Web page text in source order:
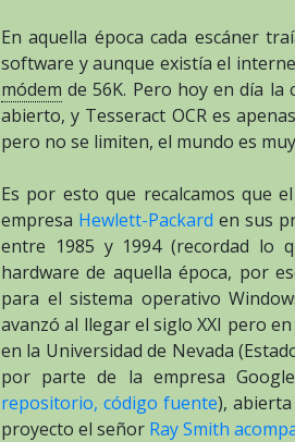
En aquella época cada escáner
software y aunque existía el
módem de 56K. Pero hoy en día
abierto, y Tesseract OCR es
pero no se limiten, el mundo es
Es por esto que recalcamos que
empresa Hewlett-Packard en sus
entre 1985 y 1994 (recordad lo
hardware de aquella época, por
para el sistema operativo
avanzó al llegar el siglo XXI pero
en la Universidad de Nevada
por parte de la empresa
repositorio, código fuente),
proyecto el señor Ray Smith